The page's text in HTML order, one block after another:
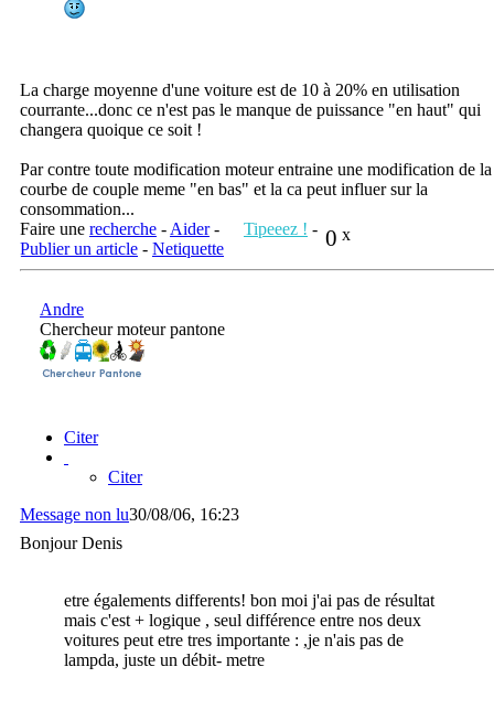
La charge moyenne d'une voiture est de 10 à 20% en utilisation
courrante...donc ce n'est pas le manque de puissance "en haut" qui
changera quoique ce soit !
Par contre toute modification moteur entraine une modification de la
courbe de couple meme "en bas" et la ca peut influer sur la
consommation...
0 x
Faire une recherche - Aider- Tipeeez ! -
Publier un article - Netiquette
Andre
Chercheur moteur pantone
Citer
Citer
Message non lu30/08/06, 16:23
Bonjour Denis
etre égalements differents! bon moi j'ai pas de résultat
mais c'est + logique , seul différence entre nos deux
voitures peut etre tres importante : ,je n'ais pas de
lampda, juste un débit- metre